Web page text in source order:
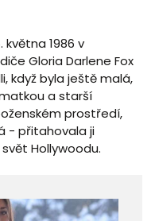
května 1986 v
Gloria Darlene Fox
když byla ještě malá,
a starší
prostředí,
- přitahovala ji
Hollywoodu.